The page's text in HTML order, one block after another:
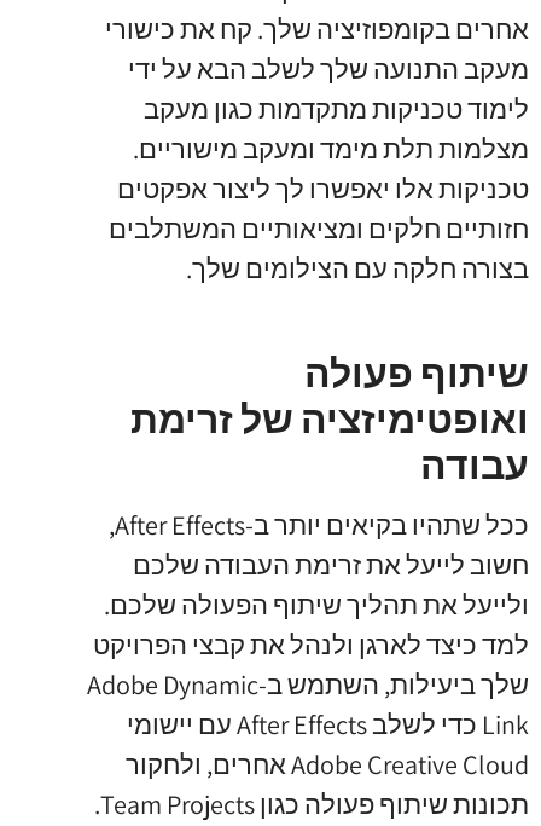
אחרים בקומפוזיציה שלך. קח את כישורי
מעקב התנועה שלך לשלב הבא על ידי
לימוד טכניקות מתקדמות כגון מעקב
מצלמות תלת מימד ומעקב מישוריים.
טכניקות אלו יאפשרו לך ליצור אפקטים
חזותיים חלקים ומציאותיים המשתלבים
בצורה חלקה עם הצילומים שלך.
שיתוף פעולה
ואופטימיזציה של זרימת
עבודה
ככל שתהיו בקיאים יותר ב-After Effects,
חשוב לייעל את זרימת העבודה שלכם
ולייעל את תהליך שיתוף הפעולה שלכם.
למד כיצד לארגן ולנהל את קבצי הפרויקט
שלך ביעילות, השתמש ב-Adobe Dynamic
Link כדי לשלב After Effects עם יישומי
Adobe Creative Cloud אחרים, ולחקור
תכונות שיתוף פעולה כגון Team Projects.